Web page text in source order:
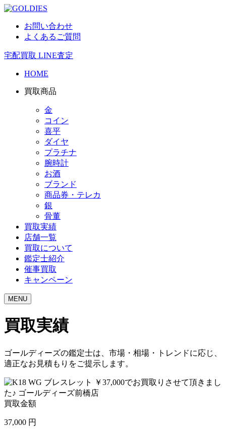
お問い合わせ
よくあるご質問
宅配買取 LINE査定
HOME
買取商品
金
コイン
喜平
ダイヤ
プラチナ
腕時計
お酒
ブランド
商品券・テレカ
銀
骨董
買取実績
店舗一覧
買取について
鑑定士紹介
催事買取
キャンペーン
MENU
買取実績
ゴールディーズの鑑定士は、市場・相場・トレンドに応じ、
適正なお見積もりをご提示します。
買取金額
37,000 円